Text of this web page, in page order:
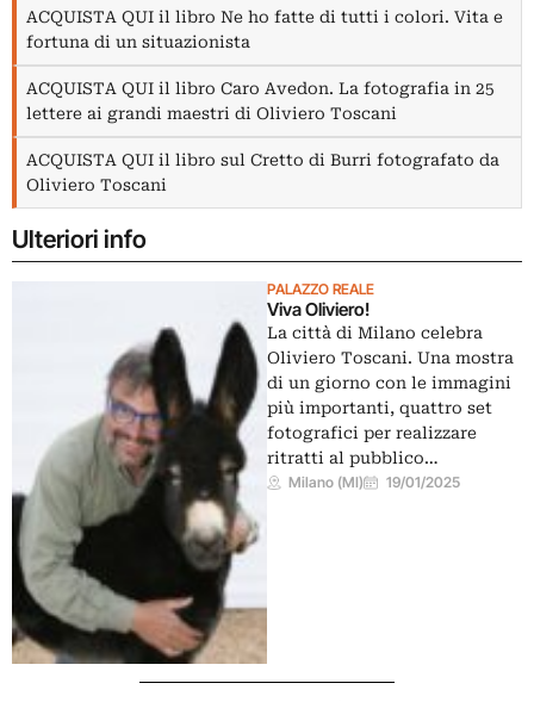
ACQUISTA QUI il libro Ne ho fatte di tutti i colori. Vita e
fortuna di un situazionista
ACQUISTA QUI il libro Caro Avedon. La fotografia in 25
lettere ai grandi maestri di Oliviero Toscani
ACQUISTA QUI il libro sul Cretto di Burri fotografato da
Oliviero Toscani
Ulteriori info
PALAZZO REALE
Viva Oliviero!
La città di Milano celebra
Oliviero Toscani. Una mostra
di un giorno con le immagini
più importanti, quattro set
fotografici per realizzare
ritratti al pubblico…
Milano (MI) 19/01/2025